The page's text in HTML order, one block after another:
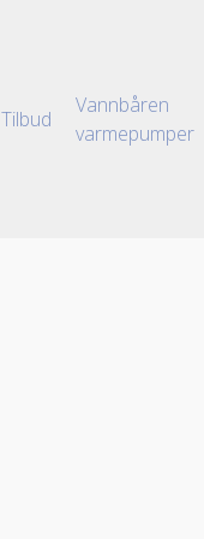
Tilbud
Vannbåren
varmepumper